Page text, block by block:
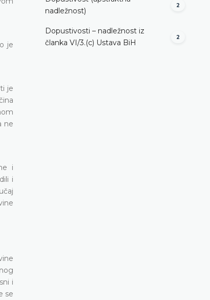
je
je
ne
i
i
i
se
nadležnost)
2
Dopustivosti – nadležnost iz
članka VI/3.(c) Ustava BiH
2